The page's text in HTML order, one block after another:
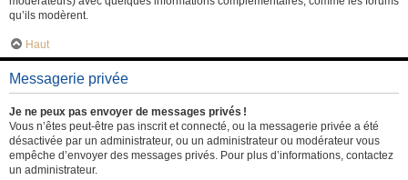
qu’ils modèrent.
Haut
Messagerie privée
Je ne peux pas envoyer de messages privés !
Vous n’êtes peut-être pas inscrit et connecté, ou la messagerie privée a été
désactivée par un administrateur, ou un administrateur ou modérateur vous
empêche d’envoyer des messages privés. Pour plus d’informations, contactez
un administrateur.